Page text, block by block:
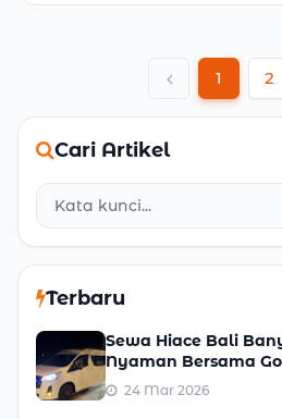
Previous
1 2
Cari Artikel
Terbaru
Sewa Hiace Bali
Nyaman Bersama
24 Mar 2026